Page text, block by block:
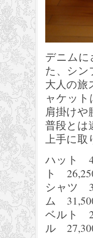
デニム
た、シン
大人の旅
ャケット
肩掛けや
普段とは
上手に取
ハッ
ト
シャ
ム
ベル
ル